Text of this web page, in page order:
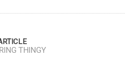
THINGY